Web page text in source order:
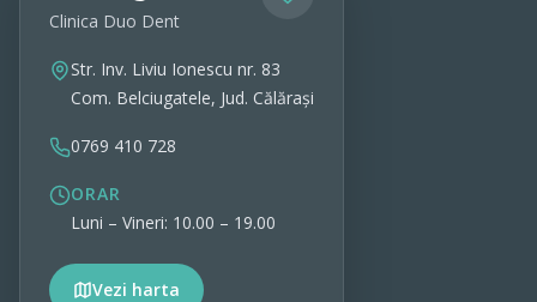
Clinica Duo Dent
Str. Inv. Liviu Ionescu nr. 83
Com. Belciugatele, Jud. Călărași
0769 410 728
ORAR
Luni – Vineri: 10.00 – 19.00
Vezi harta